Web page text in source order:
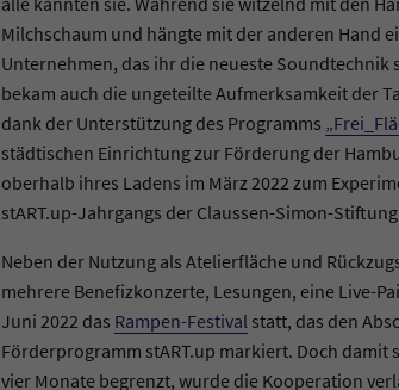
Milchschaum und hängte mit der anderen Hand
Unternehmen, das ihr die neueste Soundtechnik
bekam auch die ungeteilte Aufmerksamkeit der
dank der Unterstützung des Programms
städtischen Einrichtung zur Förderung der
oberhalb ihres Ladens im März 2022 zum
stART.up-Jahrgangs der Claussen-Simon-
Neben der Nutzung als Atelierfläche und
mehrere Benefizkonzerte, Lesungen, eine Live-
Juni 2022 das Rampen-Festival statt, das den
Förderprogramm stART.up markiert. Doch
vier Monate begrenzt, wurde die Kooperation